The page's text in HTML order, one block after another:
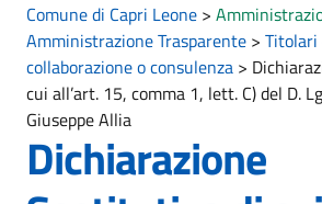
Comune di Capri Leone >
Amministrazione Trasparente > Titolari
collaborazione o consulenza >
cui all’art. 15, comma 1, lett. C) del D.
Giuseppe Allia
Dichiarazione